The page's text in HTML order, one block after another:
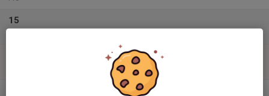
15
v.34